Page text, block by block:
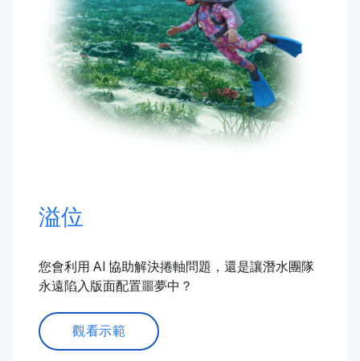
溢位
您會利用 AI 協助解決捲軸問題，還是讓潛水團隊
永遠陷入版面配置噩夢中？
觀看示範